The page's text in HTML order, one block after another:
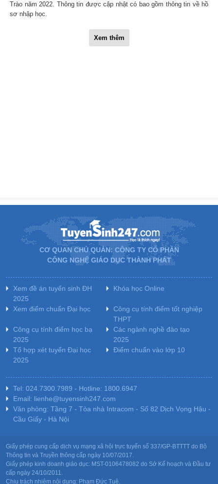
Trào năm 2022. Thông tin được cập nhật có bao gồm thông tin về hồ
sơ nhập học.
Xem thêm
CƠ QUAN CHỦ QUẢN: CÔNG TY CỔ PHẦN
CÔNG NGHỆ GIÁO DỤC THÀNH PHÁT
Xem đề án tuyển sinh ĐH
2025
Khóa học Online
Xem điểm chuẩn Đại học
Công cụ tính điểm tốt nghiệp
THPT
Công cụ tính điểm học bạ
2025
Các ngành nghề đào tạo
2025
Tổ hợp xét tuyển Đại học
2025
Điểm chuẩn vào lớp 10
Tel: 024.7300.7989 - Hotline: 1800.6947
Email: lienhe@tuyensinh247.com
Văn phòng: Tầng 7 - Tòa nhà Intracom - Số 82 Dịch Vọng Hậu -
Cầu Giấy - Hà Nội
Giấy phép cung cấp dịch vụ mạng xã hội trực tuyến số 337/GP-BTTTT do Bộ
Thông tin và Truyền thông cấp ngày 10/07/2017.
Giấy phép kinh doanh giáo dục: MST-0106478082 do Sở Kế hoạch và Đầu tư
cấp ngày 24/10/2011.
Chịu trách nhiệm nội dung: Phạm Đức Tuệ.